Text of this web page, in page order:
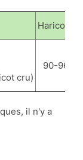
Haricot fin
cru)
90-96%
il n'y a